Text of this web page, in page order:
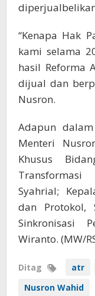
“Kenapa Hak
kami selama
hasil Reforma
dijual dan
Nusron.
Adapun
Menteri
Khusus
Transformasi
Syahrial;
dan Protokol,
Sinkronisasi
Wiranto. (MW/
Ditag atr
Nusron Wahid